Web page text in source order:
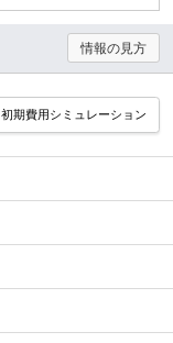
情報の見方
初期費用シミュレーション